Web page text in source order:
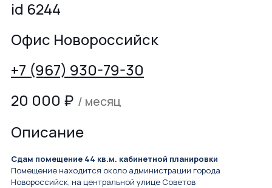
id 6244
Офис Новороссийск
+7 (967) 930-79-30
20 000 ₽ / месяц
Описание
Сдам помещение 44 кв.м. кабинетной планировки
Помещение находится около администрации города
Новороссийск, на центральной улице Советов